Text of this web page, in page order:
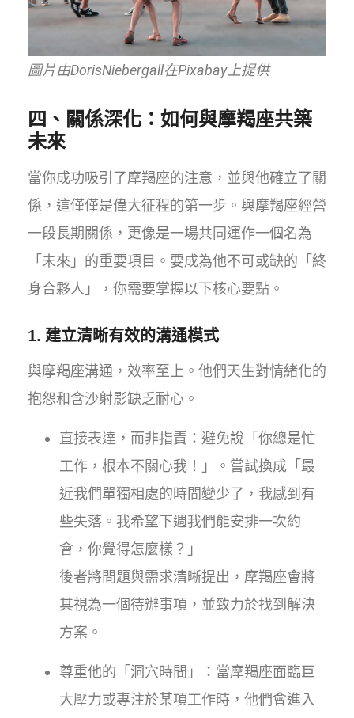
圖片由DorisNiebergall在Pixabay上提供
四、關係深化：如何與摩羯座共築
未來
當你成功吸引了摩羯座的注意，並與他確立了關
係，這僅僅是偉大征程的第一步。與摩羯座經營
一段長期關係，更像是一場共同運作一個名為
「未來」的重要項目。要成為他不可或缺的「終
身合夥人」，你需要掌握以下核心要點。
1. 建立清晰有效的溝通模式
與摩羯座溝通，效率至上。他們天生對情緒化的
抱怨和含沙射影缺乏耐心。
直接表達，而非指責：避免說「你總是忙
工作，根本不關心我！」。嘗試換成「最
近我們單獨相處的時間變少了，我感到有
些失落。我希望下週我們能安排一次約
會，你覺得怎麼樣？」
後者將問題與需求清晰提出，摩羯座會將
其視為一個待辦事項，並致力於找到解決
方案。
尊重他的「洞穴時間」：當摩羯座面臨巨
大壓力或專注於某項工作時，他們會進入